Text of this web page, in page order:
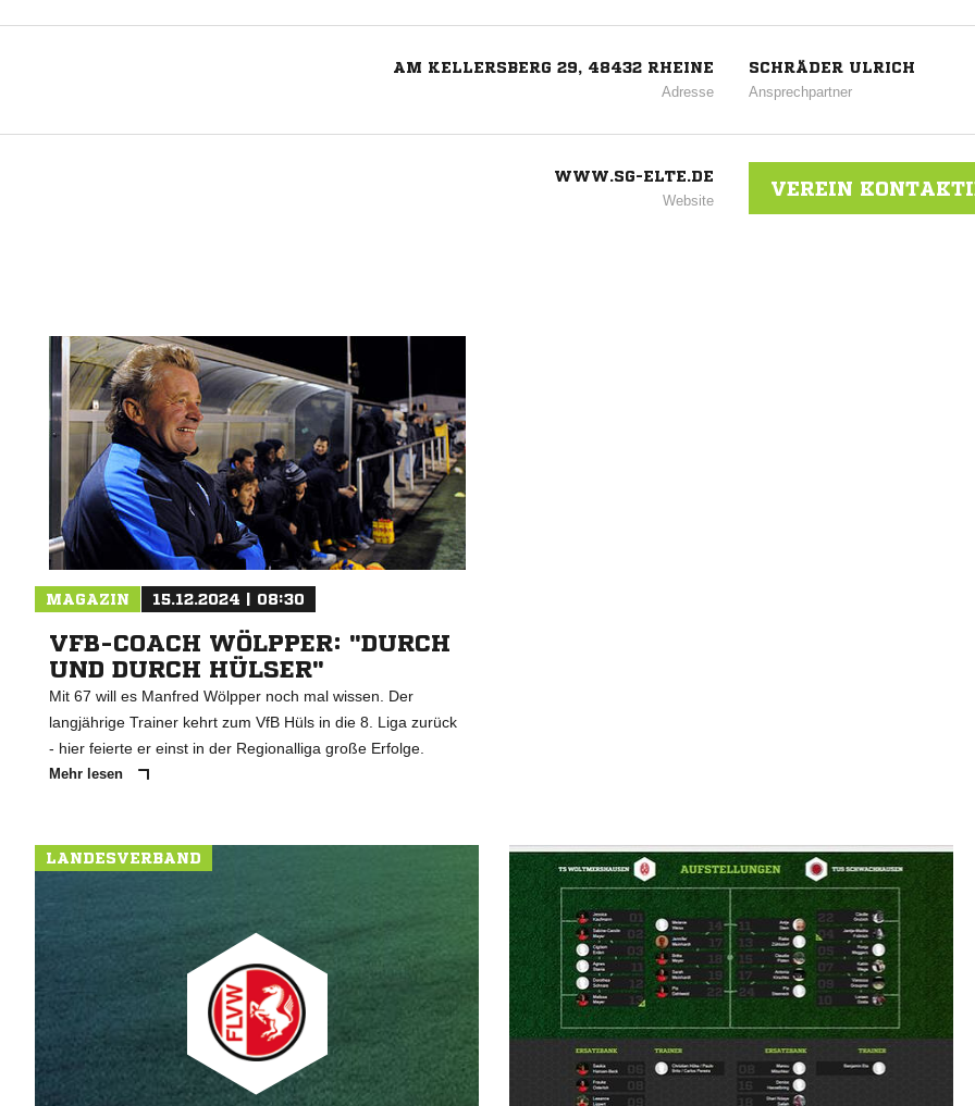
AM KELLERSBERG 29, 48432 RHEINE
Adresse
SCHRÄDER ULRICH
Ansprechpartner
WWW.SG-ELTE.DE
Website
VEREIN
MAGAZIN 15.12.2024 | 08:30
VFB-COACH WÖLPPER: "DURCH
UND DURCH HÜLSER"
Mit 67 will es Manfred Wölpper noch mal wissen. Der
langjährige Trainer kehrt zum VfB Hüls in die 8. Liga zurück
- hier feierte er einst in der Regionalliga große Erfolge.
Mehr lesen
LANDESVERBAND